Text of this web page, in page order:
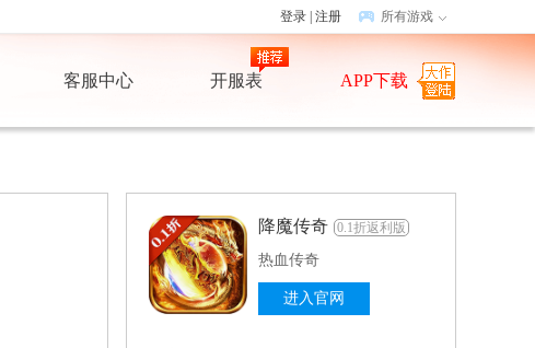
登录 注册 所有游戏
客服中心 开服表 APP下载
降魔传奇 0.1折返利版
热血传奇
进入官网